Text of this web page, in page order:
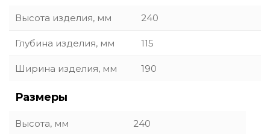
Высота изделия, мм 240
Глубина изделия, мм 115
Ширина изделия, мм 190
Размеры
Высота, мм 240